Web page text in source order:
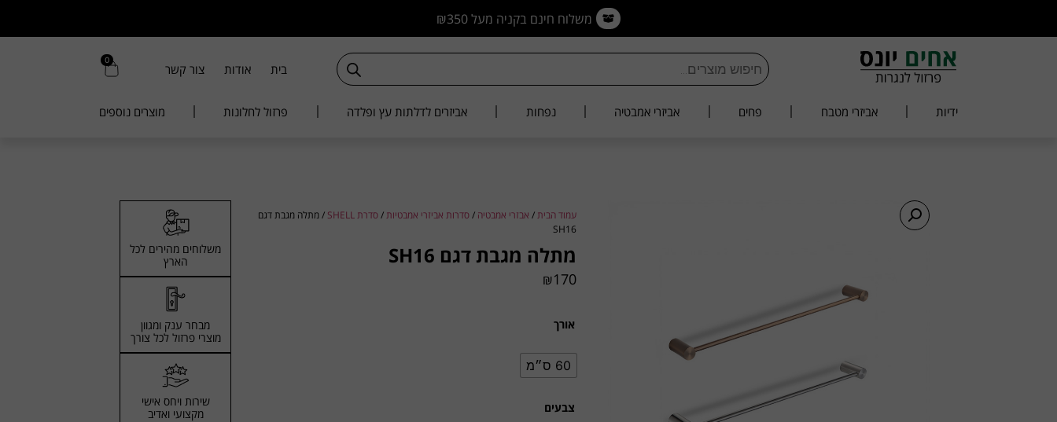
משלוח חינם בקניה מעל ₪350
בית אודות צור קשר
0
ידיות אביזרי מטבח פחים אביזרי אמבטיה נפחות אביזרים לדלתות עץ ופלדה פרזול לחלונות מוצרים נוספים
משלוחים מהירים לכל
הארץ
מבחר ענק ומגוון
מוצרי פרזול לכל צורך
שירות ויחס אישי
מקצועי ואדיב
עמוד הבית/ אבזרי אמבטיה /סדרות אביזרי אמבטיות/סדרת SHELL
/ מתלה מגבת דגם
SH16
מתלה מגבת דגם SH16
₪170
אורך
60 ס״מ
צבעים